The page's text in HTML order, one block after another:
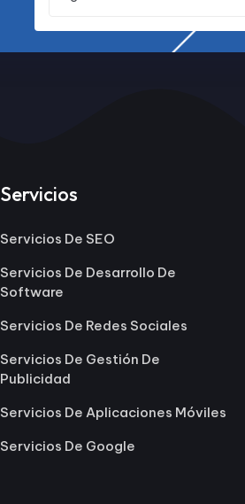
Servicios
Servicios De SEO
Servicios De Desarrollo De
Software
Servicios De Redes Sociales
Servicios De Gestión De
Publicidad
Servicios De Aplicaciones Móviles
Servicios De Google